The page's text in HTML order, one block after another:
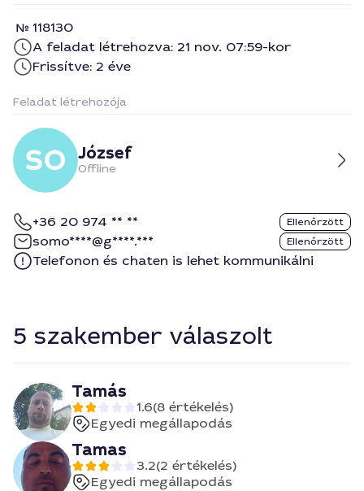
118130
A feladat létrehozva: 21 nov. 07:59-kor
Frissítve: 2 éve
Feladat létrehozója
József
Offline
+36 20 974 ** ** Ellenőrzött
somo****@g****.*** Ellenőrzött
Telefonon és chaten is lehet kommunikálni
5 szakember válaszolt
Tamás
1.6(8 értékelés)
Egyedi megállapodás
Tamas
3.2(2 értékelés)
Egyedi megállapodás